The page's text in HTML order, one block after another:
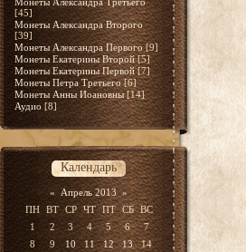
[45]
Монеты Александра Второго
[39]
Монеты Александра Первого [9]
Монеты Екатерины Второй [5]
Монеты Екатерины Первой [7]
Монеты Петра Третьего [6]
Монеты Анны Иоановны [14]
Аудио [8]
Календарь
« Апрель 2013 »
ПН ВТ СР ЧТ ПТ СБ ВС
1
2 3 4 5 6
7
8
9 10 11 12 13
14